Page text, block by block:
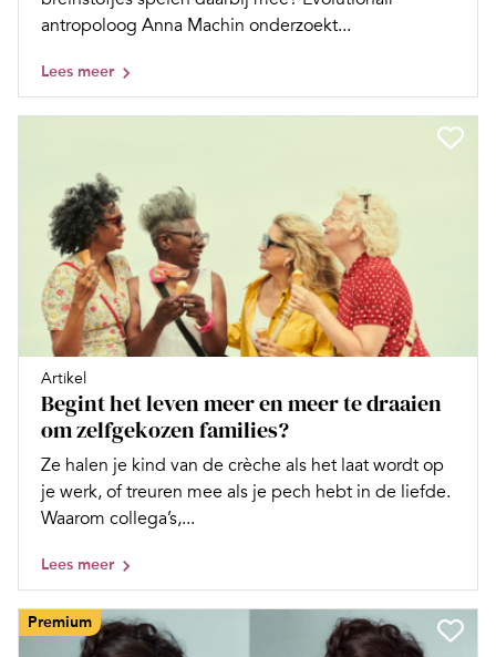
antropoloog Anna Machin onderzoekt...
Lees meer
Artikel
Begint het leven meer en meer te draaien
om zelfgekozen families?
Ze halen je kind van de crèche als het laat wordt op
je werk, of treuren mee als je pech hebt in de liefde.
Waarom collega’s,...
Lees meer
Premium